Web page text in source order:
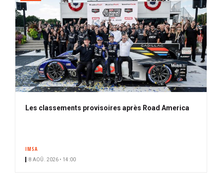
Les classements provisoires après Road America
IMSA
8 AOÛ. 2026 • 14:00